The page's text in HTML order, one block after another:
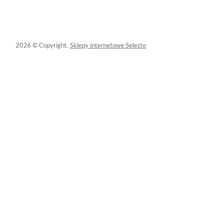
2026 © Copyright. Sklepy internetowe Selesto